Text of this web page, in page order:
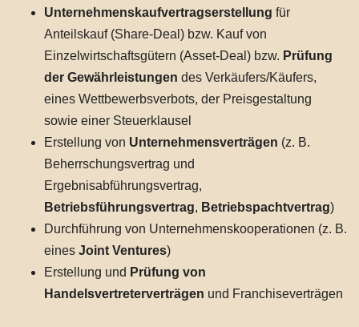
Unternehmenskaufvertragserstellung für
Anteilskauf (Share-Deal) bzw. Kauf von
Einzelwirtschaftsgütern (Asset-Deal) bzw. Prüfung
der Gewährleistungen des Verkäufers/Käufers,
eines Wettbewerbsverbots, der Preisgestaltung
sowie einer Steuerklausel
Erstellung von Unternehmensverträgen (z. B.
Beherrschungsvertrag und
Ergebnisabführungsvertrag,
Betriebsführungsvertrag, Betriebspachtvertrag)
Durchführung von Unternehmenskooperationen (z. B.
eines Joint Ventures)
Erstellung und Prüfung von
Handelsvertreterverträgen und Franchiseverträgen